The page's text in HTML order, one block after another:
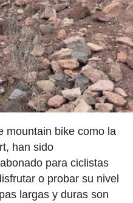
mountain bike como la
han sido
para ciclistas
o probar su nivel
largas y duras son